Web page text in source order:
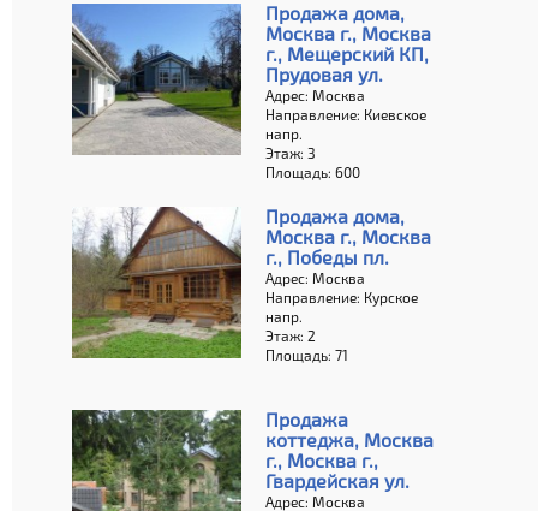
Продажа дома,
Москва г., Москва
г., Мещерский КП,
Прудовая ул.
Адрес: Москва
Направление: Киевское
напр.
Этаж: 3
Площадь: 600
Продажа дома,
Москва г., Москва
г., Победы пл.
Адрес: Москва
Направление: Курское
напр.
Этаж: 2
Площадь: 71
Продажа
коттеджа, Москва
г., Москва г.,
Гвардейская ул.
Адрес: Москва